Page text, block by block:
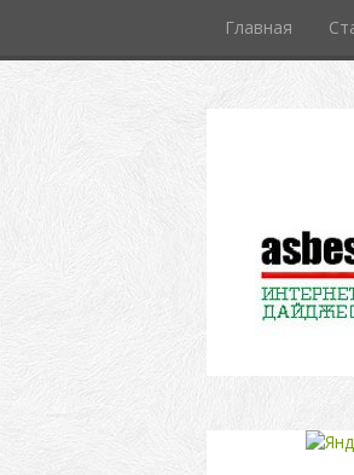
Главная